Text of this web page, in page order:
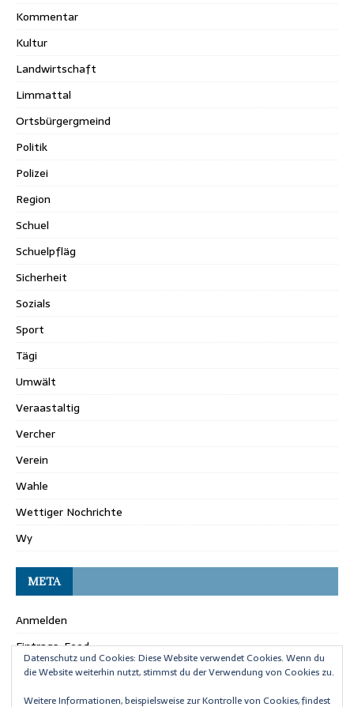
Kommentar
Kultur
Landwirtschaft
Limmattal
Ortsbürgergmeind
Politik
Polizei
Region
Schuel
Schuelpfläg
Sicherheit
Sozials
Sport
Tägi
Umwält
Veraastaltig
Vercher
Verein
Wahle
Wettiger Nochrichte
Wy
META
Anmelden
Eintrags-Feed
Kommentar-Feed
WordPress.org
Datenschutz und Cookies: Diese Website verwendet Cookies. Wenn du
die Website weiterhin nutzt, stimmst du der Verwendung von Cookies zu.
Weitere Informationen, beispielsweise zur Kontrolle von Cookies, findest